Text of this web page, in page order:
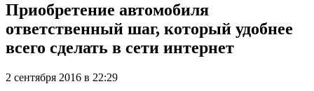
Приобретение автомобиля
ответственный шаг, который удобнее
всего сделать в сети интернет
2 сентября 2016 в 22:29